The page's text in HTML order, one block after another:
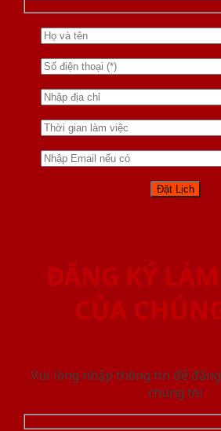
ĐĂNG KÝ
CỦA
Vui lòng nhập thông tin để
chúng tôi